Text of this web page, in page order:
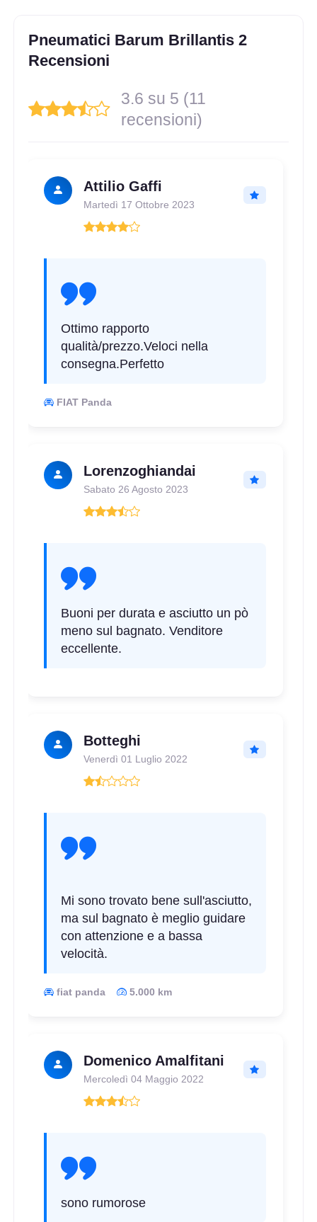
175/70 R13 82T
145/70 R13 71T
135/80 R13 70T
Disponibile
165/70 R13 79T
165/80 R13 83T
Disponibile
175/65 R13 80T
Disponibile
165/70 R13 83T XL
Disponibile
Disponibile
145/70 R13 71T
Disponibile
135/80 R13 70T
165/80 R13 83T
Pneumatici Barum Brillantis 2
Recensioni
3.6 su 5 (11
recensioni)
Attilio Gaffi
Martedì 17 Ottobre 2023
Ottimo rapporto
qualità/prezzo.Veloci nella
consegna.Perfetto
FIAT Panda
Lorenzoghiandai
Sabato 26 Agosto 2023
Buoni per durata e asciutto un pò
meno sul bagnato. Venditore
eccellente.
Botteghi
Venerdì 01 Luglio 2022
Mi sono trovato bene sull'asciutto,
ma sul bagnato è meglio guidare
con attenzione e a bassa
velocità.
fiat panda 5.000 km
Domenico Amalfitani
Mercoledì 04 Maggio 2022
sono rumorose